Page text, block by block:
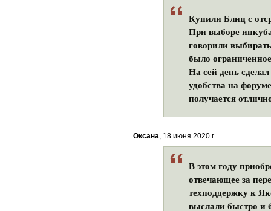
Купили Блиц с
При выборе
говорили
было
На сей день
удобства на
получается
Оксана, 18 июня 2020 г.
В этом году
отвечающее за
техподдержку к
выслали быстро и